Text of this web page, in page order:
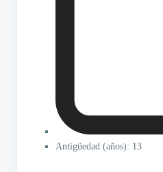
Antigüedad (años): 13